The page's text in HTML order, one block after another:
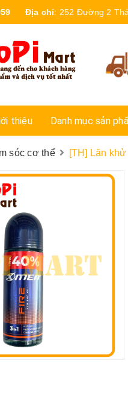
Địa chỉ: 252 Đường 2
thiệu Danh mục sản
sóc cơ thể [TH] Lăn